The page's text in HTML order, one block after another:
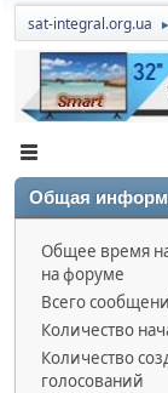
sat-integral.org.ua ►
Общая
Общее время
на форуме
Всего
Количество
Количество
голосований